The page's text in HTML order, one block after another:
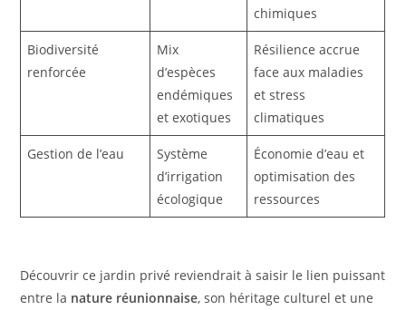
chimiques
Biodiversité
renforcée
Mix
d’espèces
endémiques
et exotiques
Résilience accrue
face aux maladies
et stress
climatiques
Gestion de l’eau
Système
d’irrigation
écologique
Économie d’eau et
optimisation des
ressources
Découvrir ce jardin privé reviendrait à saisir le lien puissant
entre la nature réunionnaise, son héritage culturel et une